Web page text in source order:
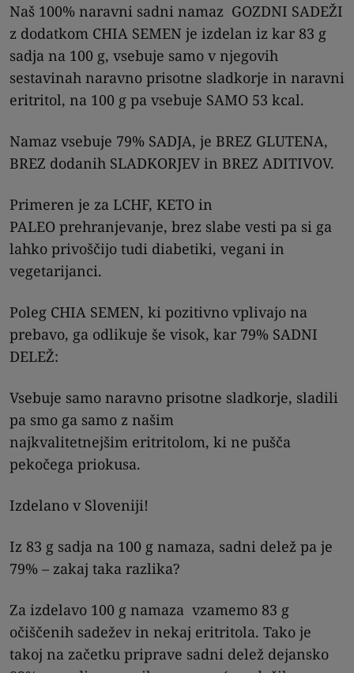
Naš 100% naravni sadni namaz GOZDNI SADEŽI
z dodatkom CHIA SEMEN je izdelan iz kar 83 g
sadja na 100 g, vsebuje samo v njegovih
sestavinah naravno prisotne sladkorje in naravni
eritritol, na 100 g pa vsebuje SAMO 53 kcal.
Namaz vsebuje 79% SADJA, je BREZ GLUTENA,
BREZ dodanih SLADKORJEV in BREZ ADITIVOV.
Primeren je za LCHF, KETO in
PALEO prehranjevanje, brez slabe vesti pa si ga
lahko privoščijo tudi diabetiki, vegani in
vegetarijanci.
Poleg CHIA SEMEN, ki pozitivno vplivajo na
prebavo, ga odlikuje še visok, kar 79% SADNI
DELEŽ:
Vsebuje samo naravno prisotne sladkorje, sladili
pa smo ga samo z našim
najkvalitetnejšim eritritolom, ki ne pušča
pekočega priokusa.
Izdelano v Sloveniji!
Iz 83 g sadja na 100 g namaza, sadni delež pa je
79% – zakaj taka razlika?
Za izdelavo 100 g namaza vzamemo 83 g
očiščenih sadežev in nekaj eritritola. Tako je
takoj na začetku priprave sadni delež dejansko